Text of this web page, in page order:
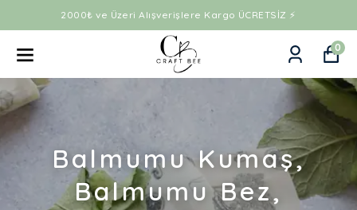
2000₺ ve Üzeri Alışverişlere Kargo ÜCRETSİZ ⚡
0
Balmumu Kumaş,
Balmumu Bez,